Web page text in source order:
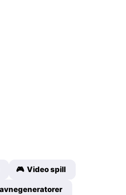
🎮 Video spill